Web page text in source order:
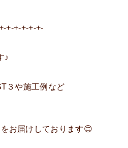
+-+-+-+-+-
♪
３や施工例など
お届けしております😊